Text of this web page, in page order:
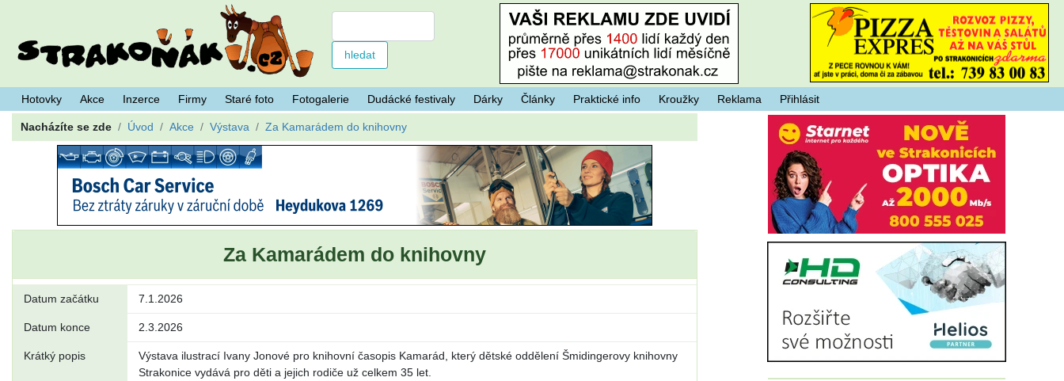
Hotovky Akce Inzerce Firmy Staré foto Fotogalerie Dudácké festivaly Dárky Články Praktické info Kroužky Reklama Přihlásit
Nacházíte se zde Úvod Akce Výstava Za Kamarádem do knihovny
Za Kamarádem do knihovny
Datum začátku 7.1.2026
Datum konce 2.3.2026
Krátký popis
Výstava ilustrací Ivany Jonové pro knihovní časopis Kamarád, který dětské oddělení Šmidingerovy knihovny
Strakonice vydává pro děti a jejich rodiče už celkem 35 let.